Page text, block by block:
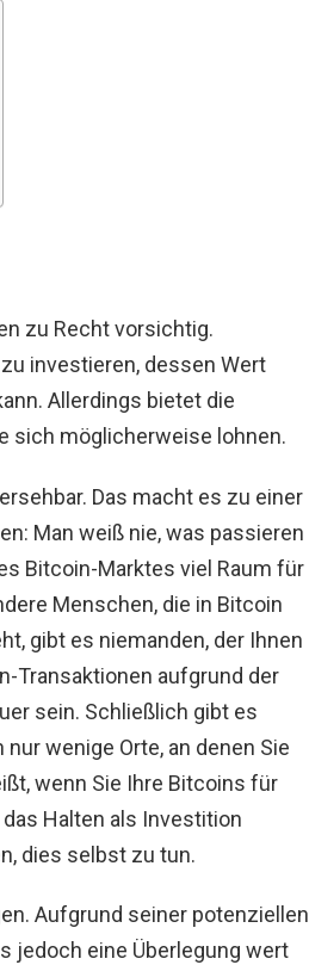
zu Recht vorsichtig.
investieren, dessen Wert
Allerdings bietet die
sich möglicherweise lohnen.
Das macht es zu einer
Man weiß nie, was passieren
Bitcoin-Marktes viel Raum für
Menschen, die in Bitcoin
gibt es niemanden, der Ihnen
Transaktionen aufgrund der
sein. Schließlich gibt es
wenige Orte, an denen Sie
wenn Sie Ihre Bitcoins für
Halten als Investition
dies selbst zu tun.
Aufgrund seiner potenziellen
jedoch eine Überlegung wert